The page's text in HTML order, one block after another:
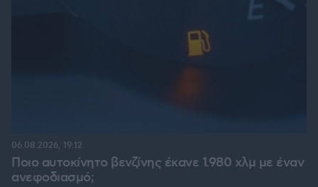
Ποιο αυτοκίνητο βενζίνης έκανε 1.980 χλμ με έναν
ανεφοδιασμό;
06.08.2026, 19:12